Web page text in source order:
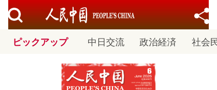
ピックアップ 中日交流 政治経済
社会
文化观光 購読 十九大